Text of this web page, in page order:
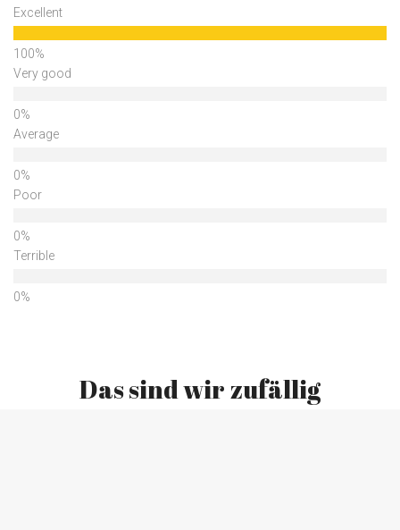
Excellent
Very good
Average
Poor
Terrible
Das sind wir zufällig